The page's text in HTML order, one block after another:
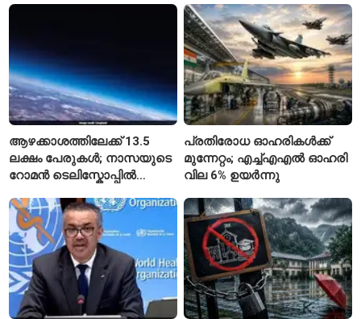
പരിഹാസവിഷയം
ആഴക്കാശത്തിലേക്ക് 13.5
ലക്ഷം പേരുകൾ; നാസയുടെ
റോമൻ ടെലിസ്കോപ്പിൽ
പ്രതിരോധ ഓഹരികൾക്ക്
മുന്നേറ്റം; എച്ച്എഎൽ ഓഹരി
വില 6% ഉയർന്നു